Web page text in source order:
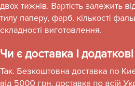
двох тижнів. Вартість залежить
тилу паперу, фарб. кількості
складності виготовлення.
Чи є доставка і додаткові
Так. Безкоштовна доставка по
від 5000 грн, доставка по всій